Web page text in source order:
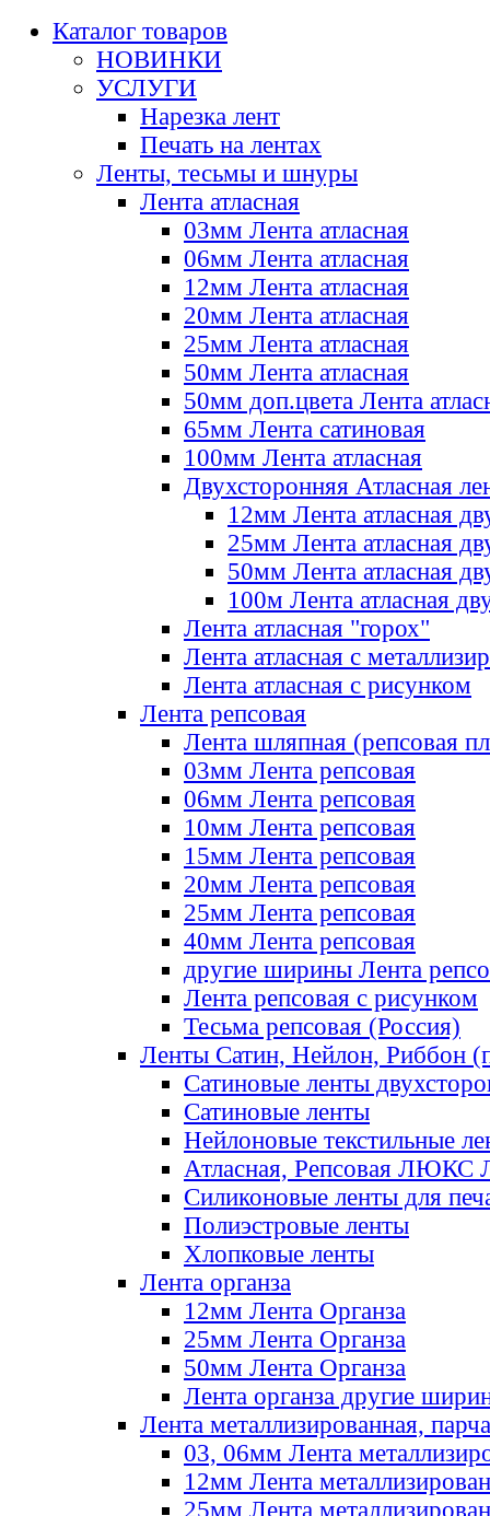
Каталог товаров
НОВИНКИ
УСЛУГИ
Нарезка лент
Печать на лентах
Ленты, тесьмы и шнуры
Лента атласная
03мм Лента атласная
06мм Лента атласная
12мм Лента атласная
20мм Лента атласная
25мм Лента атласная
50мм Лента атласная
50мм доп.цвета Лента
65мм Лента сатиновая
100мм Лента атласная
Двухсторонняя Атласная
12мм Лента атласная
25мм Лента атласная
50мм Лента атласная
100м Лента атласная
Лента атласная "горох"
Лента атласная с
Лента атласная с рисунком
Лента репсовая
Лента шляпная (репсовая
03мм Лента репсовая
06мм Лента репсовая
10мм Лента репсовая
15мм Лента репсовая
20мм Лента репсовая
25мм Лента репсовая
40мм Лента репсовая
другие ширины Лента
Лента репсовая с рисунком
Тесьма репсовая (Россия)
Ленты Сатин, Нейлон, Риббон
Сатиновые ленты
Сатиновые ленты
Нейлоновые текстильные
Атласная, Репсовая ЛЮКС
Силиконовые ленты для
Полиэстровые ленты
Хлопковые ленты
Лента органза
12мм Лента Органза
25мм Лента Органза
50мм Лента Органза
Лента органза другие
Лента металлизированная, парча
03, 06мм Лента
12мм Лента
25мм Лента